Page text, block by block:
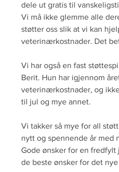
dele ut gratis til
Vi må ikke glemme alle
støtter oss slik at vi kan
veterinærkostnader. Det
Vi har også en fast
Berit. Hun har igjennom
veterinærkostnader, og
til jul og mye annet.
Vi takker så mye for all
nytt og spennende år med
Gode ønsker for en
de beste ønsker for det nye